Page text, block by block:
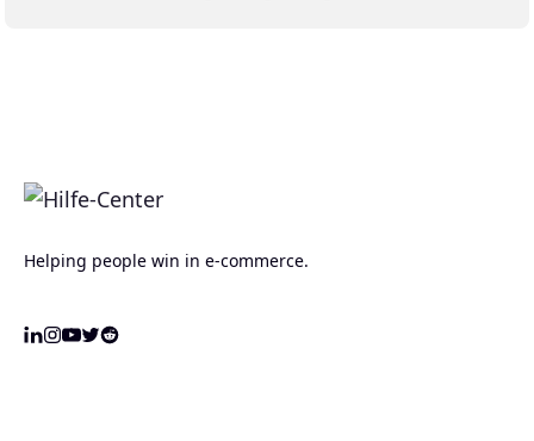
Helping people win in e-commerce.